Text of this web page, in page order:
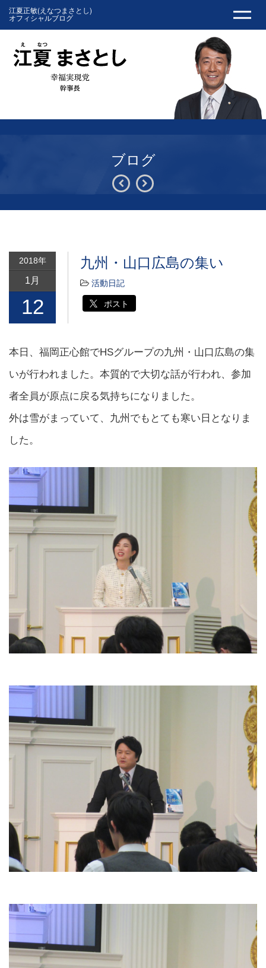
江夏正敏(えなつまさとし)
オフィシャルブログ
ブログ
2018年
1月
12
九州・山口広島の集い
活動日記
ポスト
本日、福岡正心館でHSグループの九州・山口広島の集
いが行われました。本質的で大切な話が行われ、参加
者全員が原点に戻る気持ちになりました。
外は雪がまっていて、九州でもとても寒い日となりま
した。